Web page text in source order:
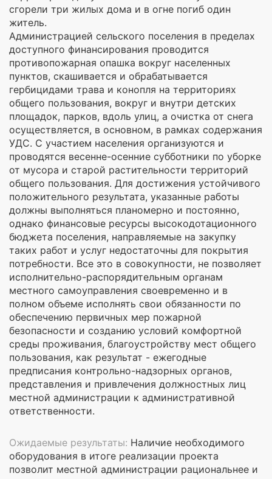
сгорели три жилых дома и в огне погиб один
житель.
Администрацией сельского поселения в пределах
доступного финансирования проводится
противопожарная опашка вокруг населенных
пунктов, скашивается и обрабатывается
гербицидами трава и конопля на территориях
общего пользования, вокруг и внутри детских
площадок, парков, вдоль улиц, а очистка от снега
осуществляется, в основном, в рамках содержания
УДС. С участием населения организуются и
проводятся весенне-осенние субботники по уборке
от мусора и старой растительности территорий
общего пользования. Для достижения устойчивого
положительного результата, указанные работы
должны выполняться планомерно и постоянно,
однако финансовые ресурсы высокодотационного
бюджета поселения, направляемые на закупку
таких работ и услуг недостаточны для покрытия
потребности. Все это в совокупности, не позволяет
исполнительно-распорядительным органам
местного самоуправления своевременно и в
полном объеме исполнять свои обязанности по
обеспечению первичных мер пожарной
безопасности и созданию условий комфортной
среды проживания, благоустройству мест общего
пользования, как результат - ежегодные
предписания контрольно-надзорных органов,
представления и привлечения должностных лиц
местной администрации к административной
ответственности.
Ожидаемые результаты: Наличие необходимого
оборудования в итоге реализации проекта
позволит местной администрации рациональнее и